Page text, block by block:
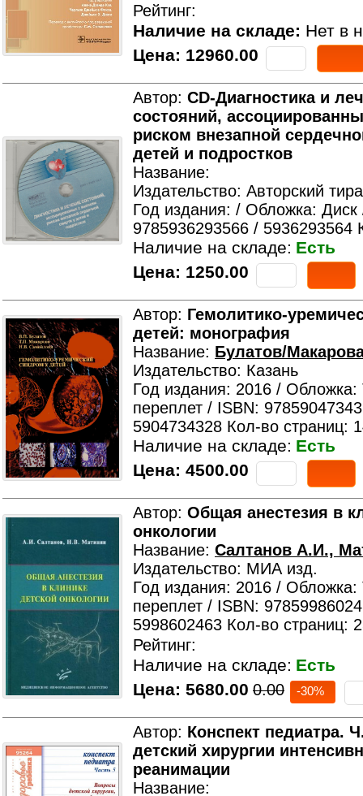
Рейтинг:
Наличие на складе: Нет в
Цена: 12960.00
Автор: CD-Диагностика и
состояний,
риском внезапной
детей и подростков
Название:
Издательство: Авторский
Год издания: / Обложка: Диск
9785936293566 / 5936293564
Наличие на складе: Есть
Цена: 1250.00
Автор: Гемолитико-
детей: монография
Название: Булатов/
Издательство: Казань
Год издания: 2016 /
переплет / ISBN:
5904734328 Кол-во страниц:
Наличие на складе: Есть
Цена: 4500.00
Автор: Общая анестезия в
онкологии
Название: Салтанов А.И.,
Издательство: МИА изд.
Год издания: 2016 /
переплет / ISBN:
5998602463 Кол-во страниц:
Рейтинг:
Наличие на складе: Есть
Цена: 5680.00 0.00 -30%
Автор: Конспект педиатра.
детский хирургии
реанимации
Название: